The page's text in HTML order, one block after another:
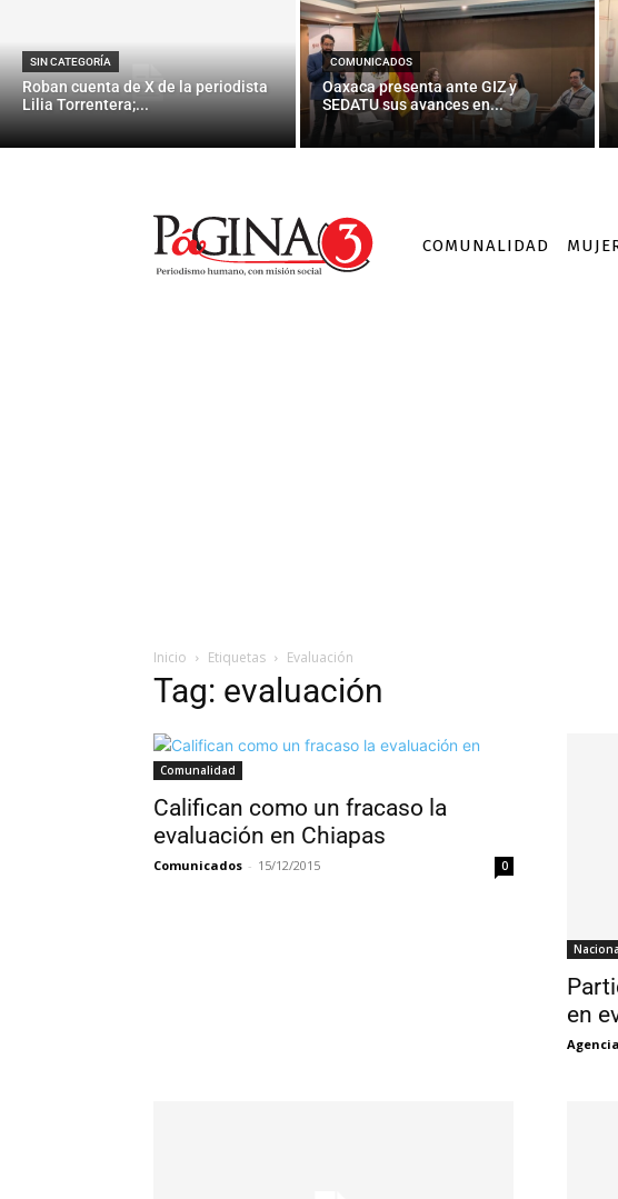
SIN CATEGORÍA
Roban cuenta de X de la periodista
Lilia Torrentera;...
COMUNICADOS
Oaxaca presenta ante GIZ y
SEDATU sus avances en...
COMUNALIDAD
Inicio Etiquetas Evaluación
Tag: evaluación
Comunalidad
Califican como un fracaso la
evaluación en Chiapas
Comunicados - 15/12/2015 0
en